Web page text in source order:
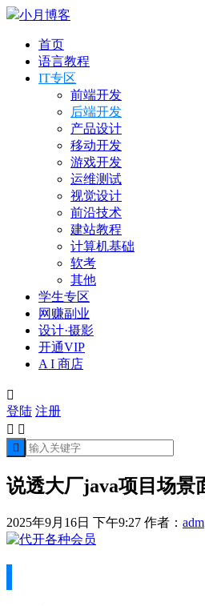
小月博客
首页
语言教程
IT专区
前端开发
后端开发
产品设计
移动开发
游戏开发
运维测试
视觉设计
前沿技术
建站教程
计算机基础
软考
其他
学生专区
网赚副业
设计·摄影
开通VIP
A I 商店

登陆 注册
 

说透大厂java项目场景
2025年9月16日 下午9:27 作者： adm